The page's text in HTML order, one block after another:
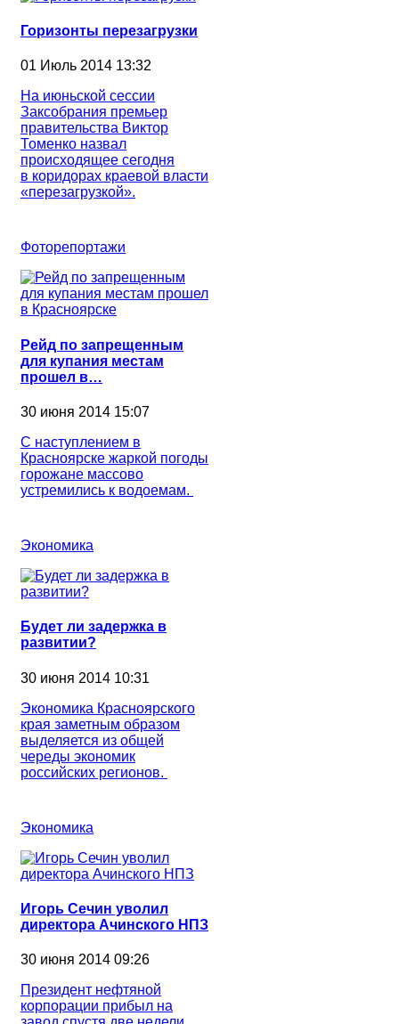
Горизонты перезагрузки
01 Июль 2014 13:32
На июньской сессии
Заксобрания премьер
правительства Виктор
Томенко назвал
происходящее сегодня
в коридорах краевой власти
«перезагрузкой».
Фоторепортажи
Рейд по запрещенным
для купания местам
прошел в…
30 июня 2014 15:07
С наступлением в
Красноярске жаркой погоды
горожане массово
устремились к водоемам.
Экономика
Будет ли задержка в
развитии?
30 июня 2014 10:31
Экономика Красноярского
края заметным образом
выделяется из общей
череды экономик
российских регионов.
Экономика
Игорь Сечин уволил
директора Ачинского НПЗ
30 июня 2014 09:26
Президент нефтяной
корпорации прибыл на